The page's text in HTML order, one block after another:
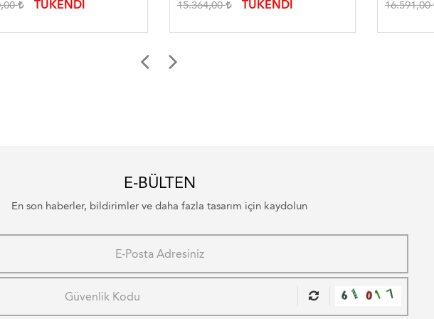
TÜKENDİ 15.364,00 TÜKENDİ 16.591,00
E-BÜLTEN
En son haberler, bildirimler ve daha fazla tasarım için kaydolun